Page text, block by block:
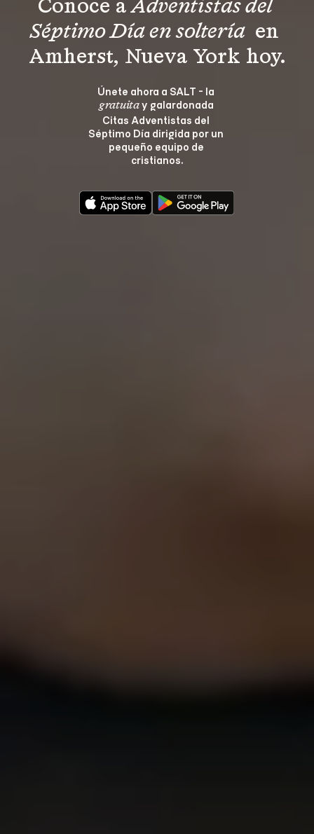
Conoce a Adventistas del
Séptimo Día en soltería en
Amherst, Nueva York hoy.
Únete ahora a SALT - la
gratuita y galardonada
Citas Adventistas del
Séptimo Día dirigida por un
pequeño equipo de
cristianos.